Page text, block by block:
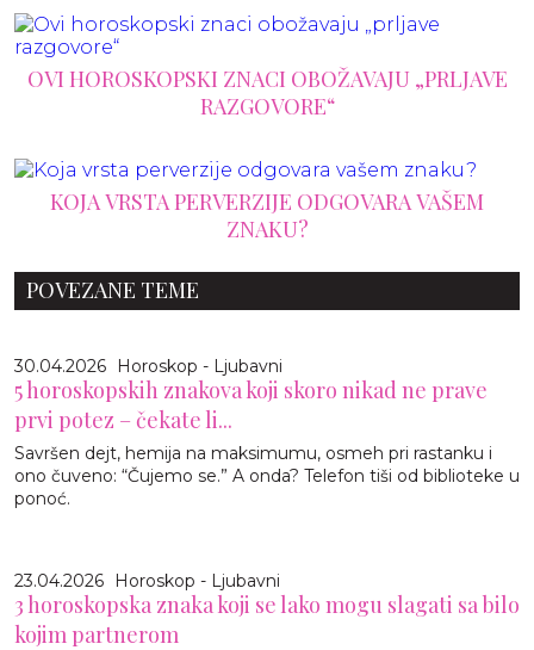
OVI HOROSKOPSKI ZNACI OBOŽAVAJU „PRLJAVE
RAZGOVORE“
KOJA VRSTA PERVERZIJE ODGOVARA VAŠEM
ZNAKU?
POVEZANE TEME
30.04.2026 Horoskop - Ljubavni
5 horoskopskih znakova koji skoro nikad ne prave
prvi potez – čekate li...
Savršen dejt, hemija na maksimumu, osmeh pri rastanku i
ono čuveno: “Čujemo se.” A onda? Telefon tiši od biblioteke u
ponoć.
23.04.2026 Horoskop - Ljubavni
3 horoskopska znaka koji se lako mogu slagati sa bilo
kojim partnerom